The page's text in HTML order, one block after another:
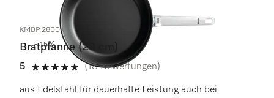
- 15%
KMBP 2800-3
Bratpfanne (28 cm)
5
5 Sterne von 5
(18 Bewertungen)
aus Edelstahl für dauerhafte Leistung auch bei